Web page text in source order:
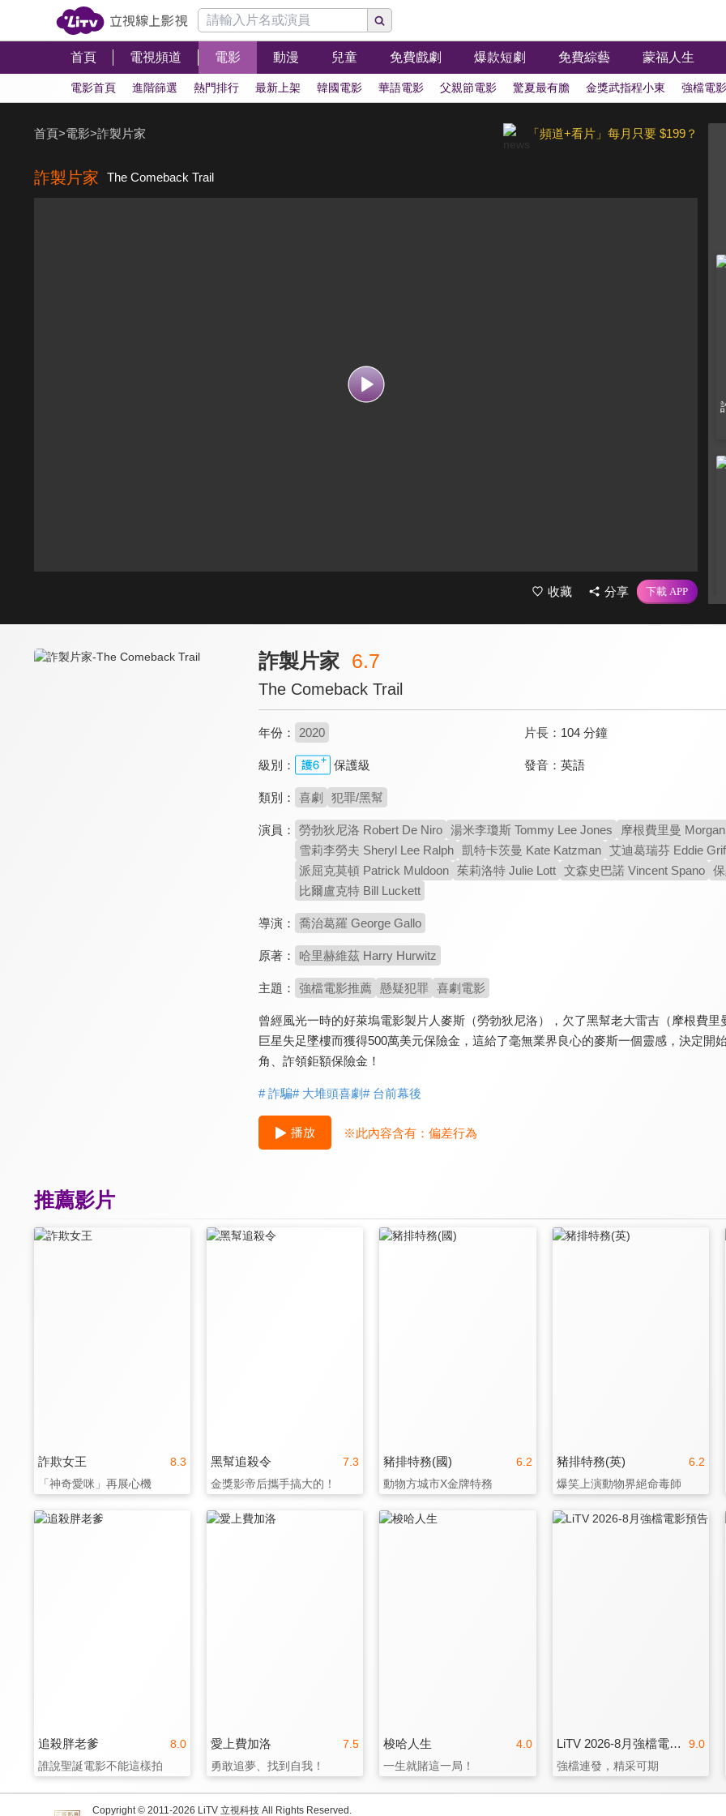
首頁 電視頻道 電影 動漫 兒童 免費戲劇 爆款短劇 免費綜藝 蒙福人生
電影首頁 進階篩選 熱門排行 最新上架 韓國電影 華語電影 父親節電影 驚夏最有膽 金獎武指程小東 強檔電
「頻道+看片」每月只要 $199？
首頁>電影>詐製片家
詐製片家 The Comeback Trail
收藏 分享
詐製片家 6.7
The Comeback Trail
年份： 2020 片長： 104 分鐘
級別： 保護級 發音： 英語
類別： 喜劇 犯罪/黑幫
演員： 勞勃狄尼洛 Robert De Niro 湯米李瓊斯 Tommy Lee Jones
摩根費里曼
雪莉李勞夫 Sheryl Lee Ralph 凱特卡茨曼 Kate Katzman 艾迪葛瑞芬 Eddie
派屈克莫頓 Patrick Muldoon 茱莉洛特 Julie Lott 文森史巴諾 Vincent Spano
比爾盧克特 Bill Luckett
導演： 喬治葛羅 George Gallo
原著： 哈里赫維茲 Harry Hurwitz
主題： 強檔電影推薦 懸疑犯罪 喜劇電影
曾經風光一時的好萊塢電影製片人麥斯（勞勃狄尼洛），欠了黑幫老大雷吉（摩根費
巨星失足墜樓而獲得500萬美元保險金，這給了毫無業界良心的麥斯一個靈感，決定開
角、詐領鉅額保險金！
# 詐騙# 大堆頭喜劇# 台前幕後
播放 ※此內容含有： 偏差行為
推薦影片
8.3
詐欺女王
「神奇愛咪」再展心機
7.3
黑幫追殺令
金獎影帝后攜手搞大的！
6.2
豬排特務(國)
動物方城市X金牌特務
6.2
豬排特務(英)
爆笑上演動物界絕命毒師
8.0
追殺胖老爹
誰說聖誕電影不能這樣拍
7.5
愛上費加洛
勇敢追夢、找到自我！
4.0
梭哈人生
一生就賭這一局！
9.0
LiTV 2026-8月強檔電影預告
強檔連發，精采可期
Copyright © 2011-2026 LiTV 立視科技 All Rights Reserved.